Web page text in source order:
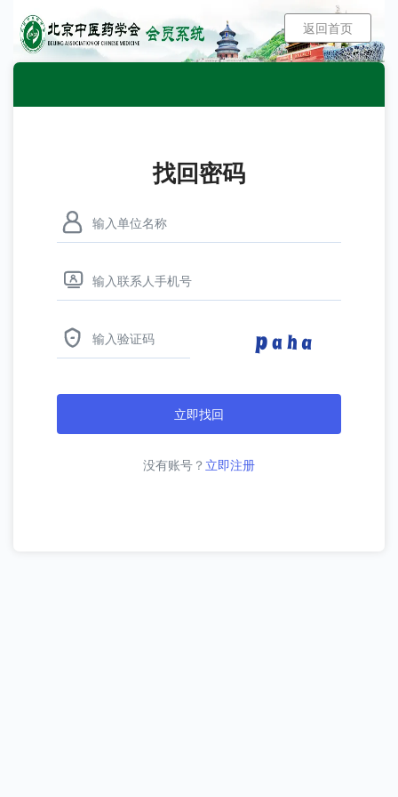
返回首页
找回密码



立即找回
没有账号？ 立即注册